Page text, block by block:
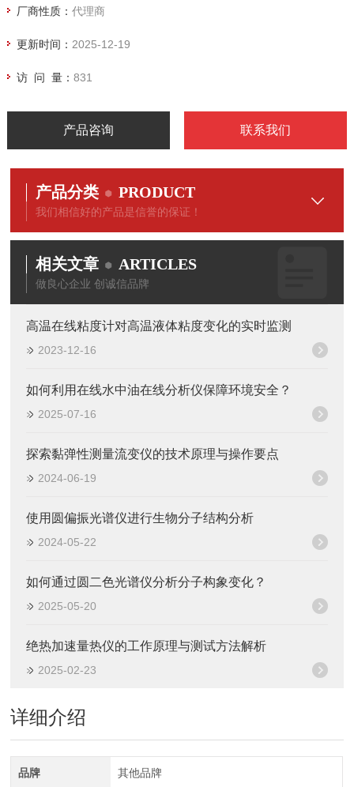
厂商性质： 代理商
更新时间： 2025-12-19
访 问 量： 831
产品咨询 联系我们
产品分类 PRODUCT
我们相信好的产品是信誉的保证！
相关文章 ARTICLES
做良心企业 创诚信品牌
高温在线粘度计对高温液体粘度变化的实时监测
2023-12-16
如何利用在线水中油在线分析仪保障环境安全？
2025-07-16
探索黏弹性测量流变仪的技术原理与操作要点
2024-06-19
使用圆偏振光谱仪进行生物分子结构分析
2024-05-22
如何通过圆二色光谱仪分析分子构象变化？
2025-05-20
绝热加速量热仪的工作原理与测试方法解析
2025-02-23
详细介绍
品牌 其他品牌